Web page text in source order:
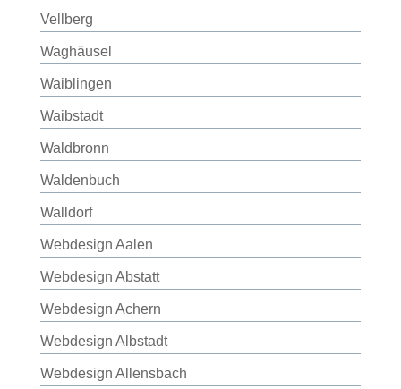
Vellberg
Waghäusel
Waiblingen
Waibstadt
Waldbronn
Waldenbuch
Walldorf
Webdesign Aalen
Webdesign Abstatt
Webdesign Achern
Webdesign Albstadt
Webdesign Allensbach